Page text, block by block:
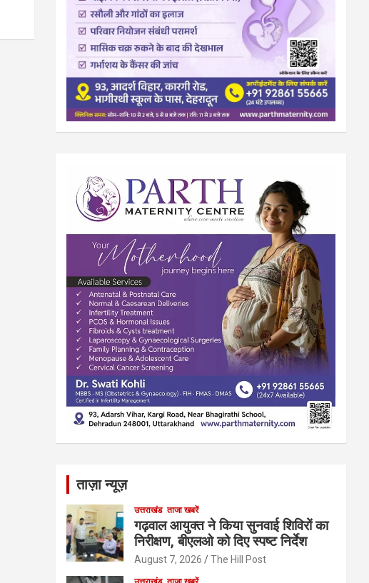
ताज़ा न्यूज़
उत्तराखंड ताजा खबरें
गढ़वाल आयुक्त ने किया सुनवाई शिविरों का
निरीक्षण, बीएलओ को दिए स्पष्ट निर्देश
August 7, 2026 The Hill Post